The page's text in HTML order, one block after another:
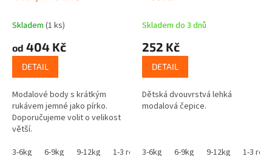
Skladem (1 ks)
od 404 Kč
DETAIL
Modalové body s krátkým
rukávem jemné jako pírko.
Doporučujeme volit o velikost
větší.
3-6kg
6-9kg 9-12kg 1-3 roky
Skladem do 3 dnů
252 Kč
DETAIL
Dětská dvouvrstvá lehká
modalová čepice.
3-6kg 6-9kg 9-12kg 1-3 roky